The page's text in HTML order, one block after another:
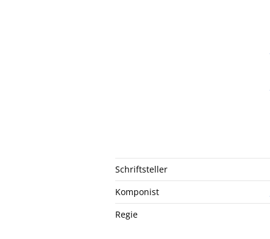
Schriftsteller
Komponist
Regie